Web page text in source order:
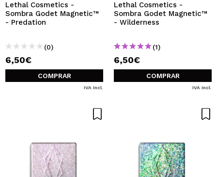
Lethal Cosmetics -
Sombra Godet Magnetic™
- Predation
(0)
6,50€
COMPRAR
IVA Incl.
Lethal Cosmetics -
Sombra Godet Magnetic™
- Wilderness
(1)
6,50€
COMPRAR
IVA Incl.